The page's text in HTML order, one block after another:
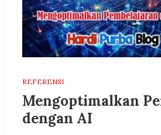
REFERENSI
Mengoptimalkan
dengan AI